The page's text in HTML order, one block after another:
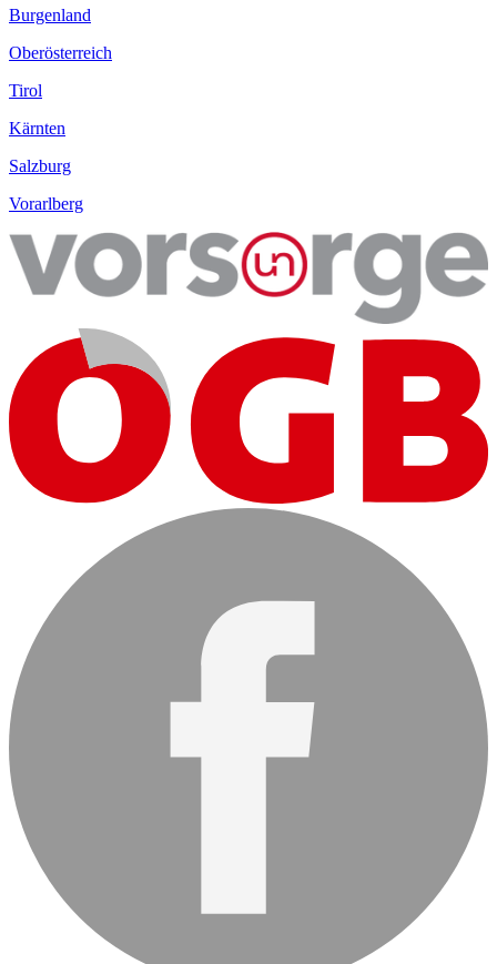
Burgenland
Oberösterreich
Tirol
Kärnten
Salzburg
Vorarlberg